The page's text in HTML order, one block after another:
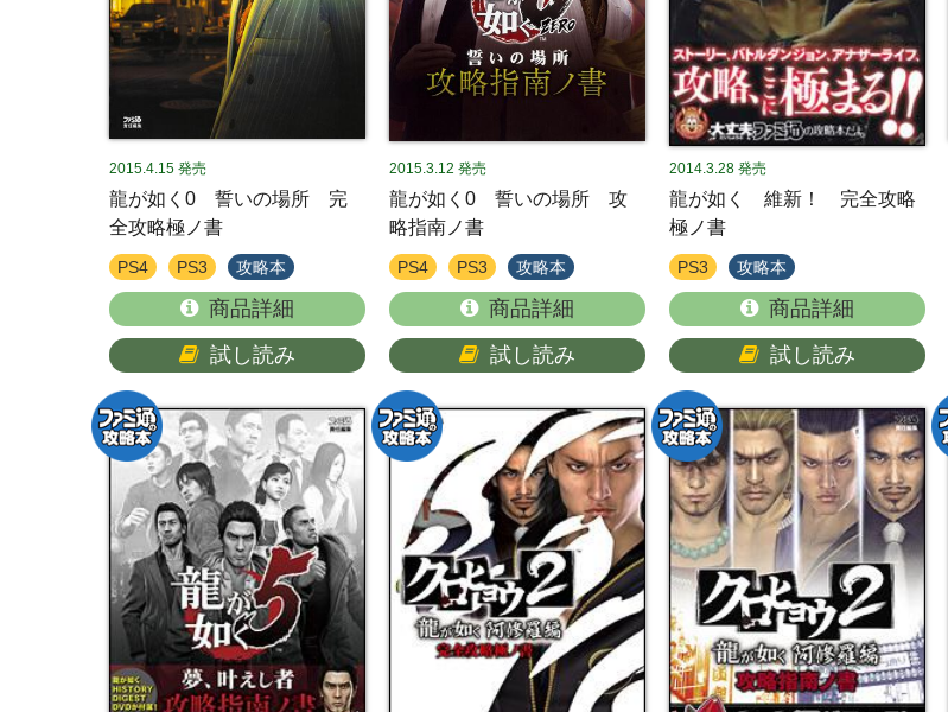
2015.4.15 発売
龍が如く0 誓いの場所 完
全攻略極ノ書
PS4 PS3 攻略本
商品詳細
試し読み
2015.3.12 発売
龍が如く0 誓いの場所 攻
略指南ノ書
PS4 PS3 攻略本
商品詳細
試し読み
2014.3.28 発売
龍が如く 維新！ 完全攻略
極ノ書
PS3 攻略本
商品詳細
試し読み